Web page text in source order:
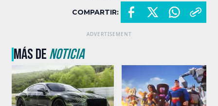
COMPARTIR:
MÁS DENOTICIA